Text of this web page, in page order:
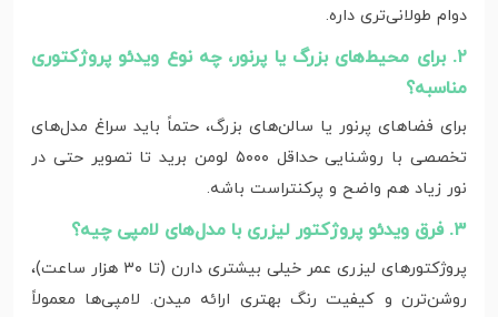
دوام طولانی‌تری داره.
۲. برای محیط‌های بزرگ یا پرنور، چه نوع ویدئو پروژکتوری
مناسبه؟
برای فضاهای پرنور یا سالن‌های بزرگ، حتماً باید سراغ مدل‌های
تخصصی با روشنایی حداقل ۵۰۰۰ لومن برید تا تصویر حتی در
نور زیاد هم واضح و پرکنتراست باشه.
۳. فرق ویدئو پروژکتور لیزری با مدل‌های لامپی چیه؟
پروژکتورهای لیزری عمر خیلی بیشتری دارن (تا ۳۰ هزار ساعت)،
روشن‌ترن و کیفیت رنگ بهتری ارائه میدن. لامپی‌ها معمولاً